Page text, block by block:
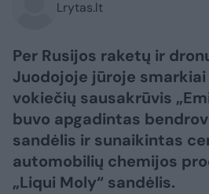
Lrytas.lt
Per Rusijos raketų ir
Juodojoje jūroje
vokiečių sausakrūvis
buvo apgadintas
sandėlis ir sunaikintas
automobilių chemijos
„Liqui Moly“ sandėlis.